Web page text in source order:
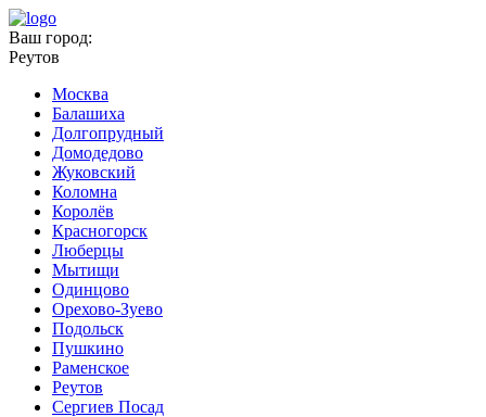
Ваш город:
Реутов
Москва
Балашиха
Долгопрудный
Домодедово
Жуковский
Коломна
Королёв
Красногорск
Люберцы
Мытищи
Одинцово
Орехово-Зуево
Подольск
Пушкино
Раменское
Реутов
Сергиев Посад